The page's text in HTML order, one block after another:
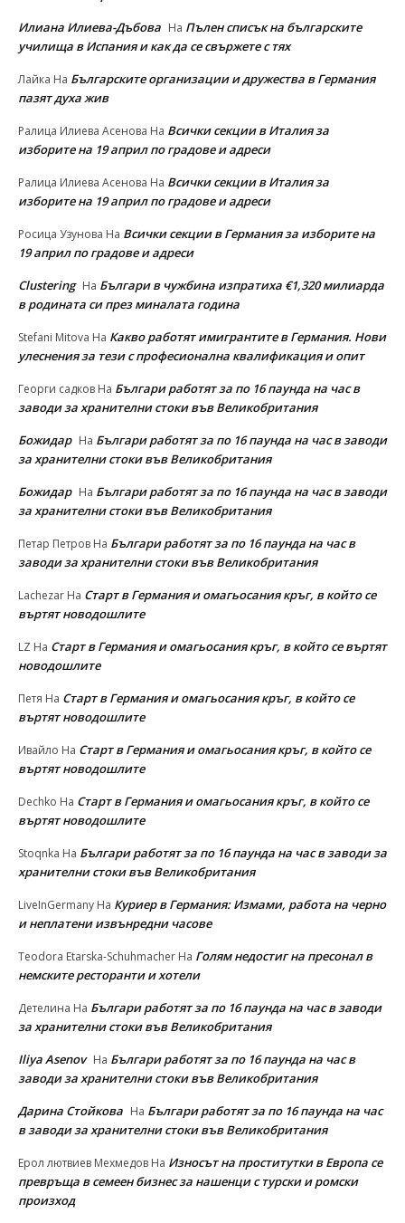
Илиана Илиева-Дъбова На Пълен списък на българските
училища в Испания и как да се свържете с тях
Лайка На Българските организации и дружества в Германия
пазят духа жив
Ралица Илиева Асенова На Всички секции в Италия за
изборите на 19 април по градове и адреси
Ралица Илиева Асенова На Всички секции в Италия за
изборите на 19 април по градове и адреси
Росица Узунова На Всички секции в Германия за изборите на
19 април по градове и адреси
Clustering На Българи в чужбина изпратиха €1,320 милиарда
в родината си през миналата година
Stefani Mitova На Какво работят имигрантите в Германия. Нови
улеснeния за тези с професионална квалификация и опит
Георги садков На Българи работят за по 16 паунда на час в
заводи за хранителни стоки във Великобритания
Божидар На Българи работят за по 16 паунда на час в заводи
за хранителни стоки във Великобритания
Божидар На Българи работят за по 16 паунда на час в заводи
за хранителни стоки във Великобритания
Петар Петров На Българи работят за по 16 паунда на час в
заводи за хранителни стоки във Великобритания
Lachezar На Старт в Германия и омагьосания кръг, в който се
въртят новодошлите
LZ На Старт в Германия и омагьосания кръг, в който се въртят
новодошлите
Петя На Старт в Германия и омагьосания кръг, в който се
въртят новодошлите
Ивайло На Старт в Германия и омагьосания кръг, в който се
въртят новодошлите
Dechko На Старт в Германия и омагьосания кръг, в който се
въртят новодошлите
Stoqnka На Българи работят за по 16 паунда на час в заводи за
хранителни стоки във Великобритания
LiveInGermany На Куриер в Германия: Измами, работа на черно
и неплатени извънредни часове
Teodora Etarska-Schuhmacher На Голям недостиг на пресонал в
немските ресторанти и хотели
Детелина На Българи работят за по 16 паунда на час в заводи
за хранителни стоки във Великобритания
Iliya Asenov На Българи работят за по 16 паунда на час в
заводи за хранителни стоки във Великобритания
Дарина Стойкова На Българи работят за по 16 паунда на час
в заводи за хранителни стоки във Великобритания
Ерол лютвиев Мехмедов На Износът на проститутки в Европа се
превръща в семеен бизнес за нашенци с турски и ромски
произход